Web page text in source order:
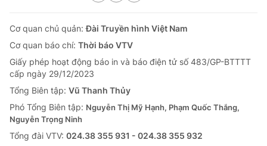
Cơ quan chủ quản:Đài Truyền hình Việt Nam
Cơ quan báo chí: Thời báo VTV
Giấy phép hoạt động báo in và báo điện tử số 483/GP-BTTTT
cấp ngày 29/12/2023
Tổng Biên tập: Vũ Thanh Thủy
Phó Tổng Biên tập: Nguyễn Thị Mỹ Hạnh, Phạm Quốc Thắng,
Nguyễn Trọng Ninh
Tổng đài VTV: 024.38 355 931 - 024.38 355 932